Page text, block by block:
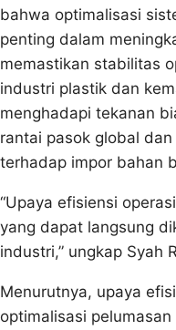
bahwa optimalisasi
penting dalam
memastikan stabilitas
industri plastik dan
menghadapi tekanan
rantai pasok global
terhadap impor bahan
“Upaya efisiensi
yang dapat langsung
industri,” ungkap Syah
Menurutnya, upaya
optimalisasi